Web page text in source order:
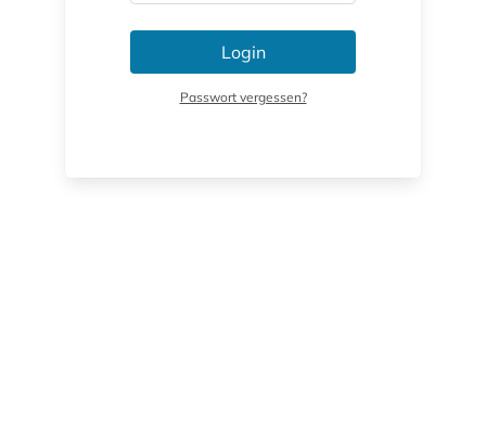
Login
Passwort vergessen?